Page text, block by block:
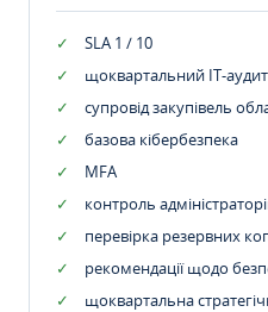
SLA 1 / 10
щоквартальний IT-аудит
супровід закупівель
базова кібербезпека
MFA
контроль
перевірка резервних
рекомендації щодо
щоквартальна